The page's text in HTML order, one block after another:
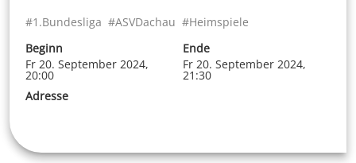
#1.Bundesliga #ASVDachau #Heimspiele
Beginn
Fr 20. September 2024,
20:00
Ende
Fr 20. September 2024,
21:30
Adresse